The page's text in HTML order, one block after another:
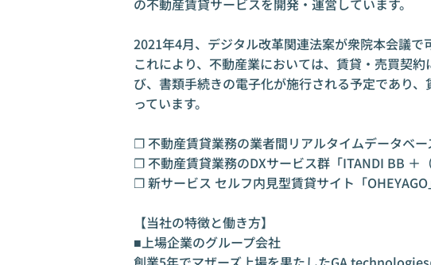
の不動産賃貸サービスを開発・運営しています。
2021年4月、デジタル改革関連法案が衆院本会議で
これにより、不動産業においては、賃貸・売買契
び、書類手続きの電子化が施行される予定であり
っています。
❐ 不動産賃貸業務の業者間リアルタイムデータベー
❐ 不動産賃貸業務のDXサービス群「ITANDI BB ＋
❐ 新サービス セルフ内見型賃貸サイト「OHEYAGO
【当社の特徴と働き方】
■上場企業のグループ会社